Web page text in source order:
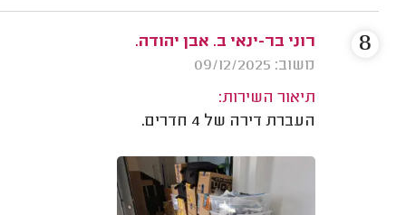
רוני בר-ינאי ב. אבן יהודה.
משוב: 09/12/2025
תיאור השירות:
העברת דירה של 4 חדרים.
8